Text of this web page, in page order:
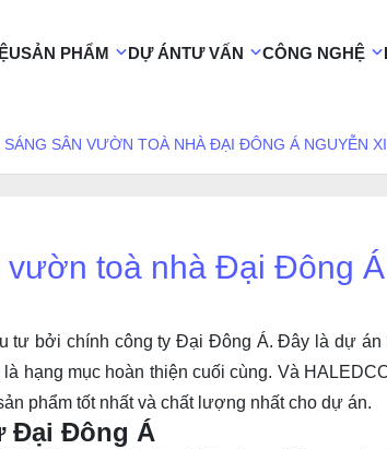
SẢN PHẨM DỰ ÁNTƯ VẤN CÔNG NGHỆ
SÂN VƯỜN TOÀ NHÀ ĐẠI ĐÔNG Á NGUYỄN
toà nhà Đại Đông
tư bởi chính công ty Đại Đông Á. Đây là dự
hạng mục hoàn thiện cuối cùng. Và
phẩm tốt nhất và chất lượng nhất cho dự án.
Đại Đông Á